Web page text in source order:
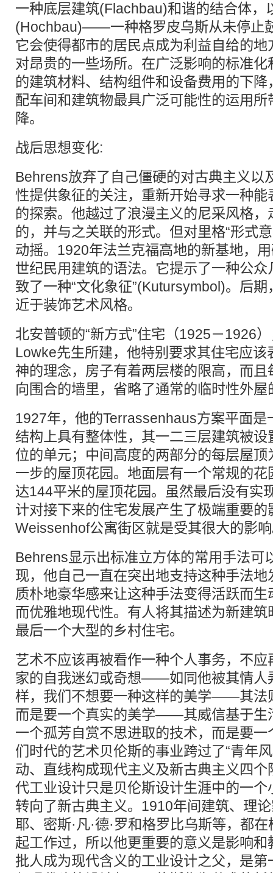
一种底层建筑(Flachbau)和谐的结合体，
(Hochbau)——一种格罗皮乌斯从未停
它会使得都市的居民点成为利益自给的
对昂贵的一些场所。在广泛影响的标准
的建筑材料、结构组件和设备费用的下
配车间和建筑物最具广泛可能性的运用
降。
战后思想变化:
Behrens放弃了自己僵硬的对古典主义以
性提供象征的关注，重新开始寻求一种
的探索。他越过了浪漫主义的尼采风格
的，并与之关联的形式。但对里格“形式
动摇。1920年法兰克福高地的新基地，
世纪民用建筑的语法。它提示了一种公
致了一种“文化象征”(Kutursymbol)。后
近于装饰艺术风格。
北安普顿的“新方式”住宅（1925－1926
Lowke先生所建，他特别要求其住宅应
神的理念，房子有着两层楼的限高，而
向围合的墙里，省略了通常的临时性外
1927年，他的Terrassenhaus方案平面是
结构上具有整体性，其一二三层建筑被
位的单元；中间高度的两部分的每层屋
一步的屋顶花园。地面层有一个常规的
达144平米的屋顶花园。虽然最后没有实
计对接下来的住宅发展产生了极端重要
Weissenhof公寓街区就是受其很大的影
Behrens显示出标准立方体的常用手法可
现，他自己一直在突出地支持这种手法
质朴地豪华感来让这种手法变得活跃而
而优雅地现代性。有人将其描述为新建
最后一个大型的乡村住宅。
艺术不应该再被看作一种个人事务，不
家的自我迷幻或奇想——如同他被其情人
样，我们不想要一种这样的美学——其法
而是要一个真实的美学——其威信基于生
一个孤芳自赏不思进取的技术，而是要
们时代的艺术贝伦斯的事业跨过了“青年
动、直线构成现代主义及新古典主义四
代工业设计只是贝伦斯设计生涯中的一
转向了新古典主义。1910年间建筑、理
耶、密斯·凡·德·罗和格罗比乌斯等，都
起工作过，所以他更重要的意义是影响
批人成为现代含义的工业设计之父，是